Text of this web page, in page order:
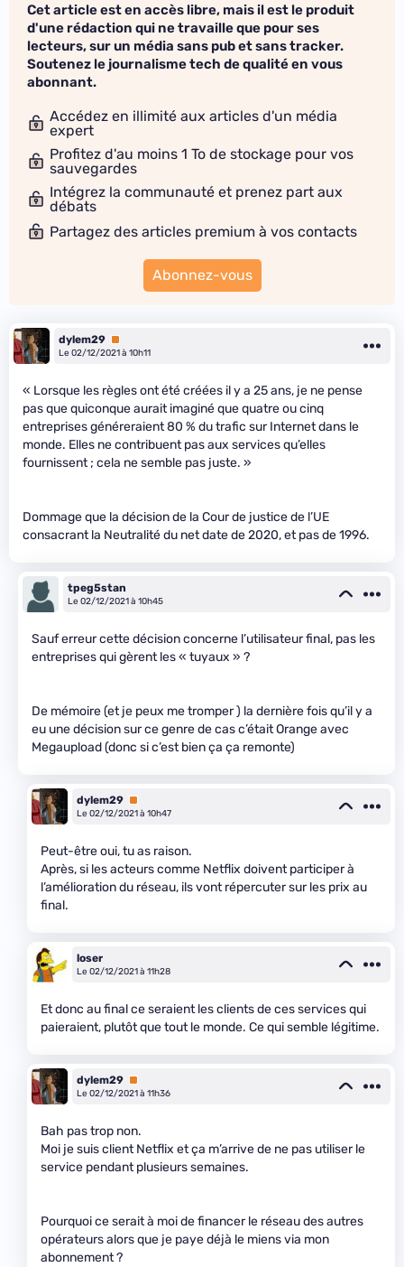
Cet article est en accès libre, mais il est le produit
d'une rédaction qui ne travaille que pour ses
lecteurs, sur un média sans pub et sans tracker.
Soutenez le journalisme tech de qualité en vous
abonnant.
Accédez en illimité aux articles d'un média
expert
Profitez d'au moins 1 To de stockage pour vos
sauvegardes
Intégrez la communauté et prenez part aux
débats
Partagez des articles premium à vos contacts
Abonnez-vous
dylem29 Premium
Le 02/12/2021 à 10h11
« Lorsque les règles ont été créées il y a 25 ans, je ne pense
pas que quiconque aurait imaginé que quatre ou cinq
entreprises généreraient 80 % du trafic sur Internet dans le
monde. Elles ne contribuent pas aux services qu’elles
fournissent ; cela ne semble pas juste. »
Dommage que la décision de la Cour de justice de l’UE
consacrant la Neutralité du net date de 2020, et pas de 1996.
tpeg5stan
Le 02/12/2021 à 10h45
Sauf erreur cette décision concerne l’utilisateur final, pas les
entreprises qui gèrent les « tuyaux » ?
De mémoire (et je peux me tromper ) la dernière fois qu’il y a
eu une décision sur ce genre de cas c’était Orange avec
Megaupload (donc si c’est bien ça ça remonte)
dylem29 Premium
Le 02/12/2021 à 10h47
Peut-être oui, tu as raison.
Après, si les acteurs comme Netflix doivent participer à
l’amélioration du réseau, ils vont répercuter sur les prix au
final.
loser
Le 02/12/2021 à 11h28
Et donc au final ce seraient les clients de ces services qui
paieraient, plutôt que tout le monde. Ce qui semble légitime.
dylem29 Premium
Le 02/12/2021 à 11h36
Bah pas trop non.
Moi je suis client Netflix et ça m’arrive de ne pas utiliser le
service pendant plusieurs semaines.
Pourquoi ce serait à moi de financer le réseau des autres
opérateurs alors que je paye déjà le miens via mon
abonnement ?